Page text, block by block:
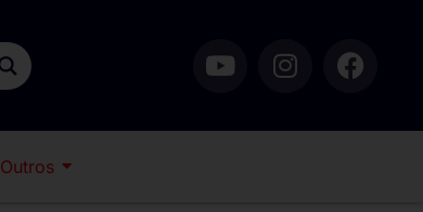
Outros